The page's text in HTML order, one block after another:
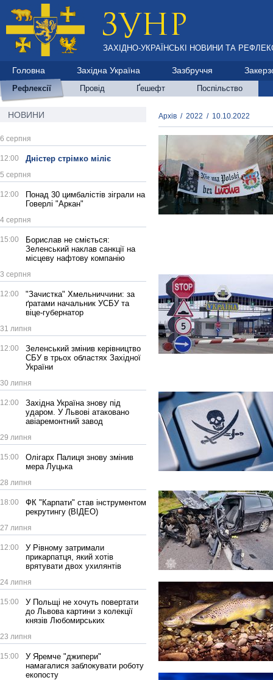
ЗАХІДНО-УКРАЇНСЬКІ НОВИНИ ТА
Головна Західна Україна Зазбруччя
Рефлексії Провід Ґешефт Поспільство
НОВИНИ
6 серпня
12:00 Дністер стрімко міліє
5 серпня
12:00
Понад 30 цимбалістів зіграли на
Говерлі "Аркан"
4 серпня
15:00
Борислав не сміється:
Зеленський наклав санкції на
місцеву нафтову компанію
3 серпня
12:00
"Зачистка" Хмельниччини: за
ґратами начальник УСБУ та
віце-губернатор
31 липня
12:00
Зеленський змінив керівництво
СБУ в трьох областях Західної
України
30 липня
12:00
Західна Україна знову під
ударом. У Львові атаковано
авіаремонтний завод
29 липня
15:00
Олігарх Палиця знову змінив
мера Луцька
28 липня
18:00
ФК "Карпати" став інструментом
рекрутингу (ВІДЕО)
27 липня
12:00
У Рівному затримали
прикарпатця, який хотів
врятувати двох ухилянтів
24 липня
15:00
У Польщі не хочуть повертати
до Львова картини з колекції
князів Любомирських
23 липня
15:00
У Яремче "джипери"
намагалися заблокувати роботу
екопосту
Архів / 2022 / 10.10.2022